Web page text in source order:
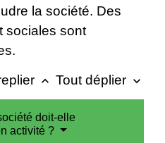
la société. Des
sociales sont
keyboard_arrow_up Tout déplier keyboard_arrow_down
doit-elle
activité ?